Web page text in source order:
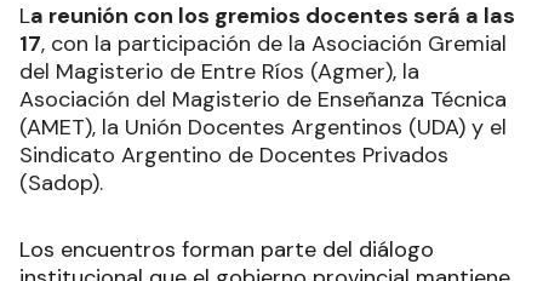
La reunión con los gremios docentes será a las
17, con la participación de la Asociación Gremial
del Magisterio de Entre Ríos (Agmer), la
Asociación del Magisterio de Enseñanza Técnica
(AMET), la Unión Docentes Argentinos (UDA) y el
Sindicato Argentino de Docentes Privados
(Sadop).
Los encuentros forman parte del diálogo